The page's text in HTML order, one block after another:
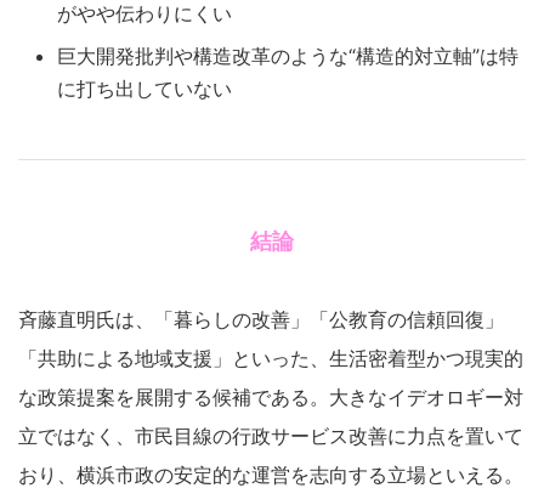
がやや伝わりにくい
巨大開発批判や構造改革のような“構造的対立軸”は特
に打ち出していない
結論
斉藤直明氏は、「暮らしの改善」「公教育の信頼回復」
「共助による地域支援」といった、生活密着型かつ現実的
な政策提案を展開する候補である。大きなイデオロギー対
立ではなく、市民目線の行政サービス改善に力点を置いて
おり、横浜市政の安定的な運営を志向する立場といえる。